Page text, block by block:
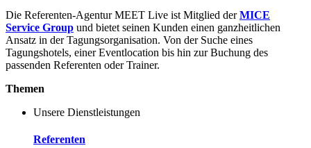
Die Referenten-Agentur MEET Live ist Mitglied derMICE
Service Group und bietet seinen Kunden einen ganzheitlichen
Ansatz in der Tagungsorganisation. Von der Suche eines
Tagungshotels, einer Eventlocation bis hin zur Buchung des
passenden Referenten oder Trainer.
Themen
Unsere Dienstleistungen
Referenten